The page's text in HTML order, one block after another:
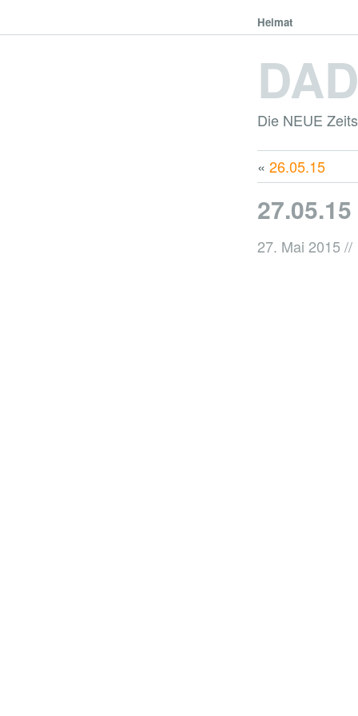
Heimat
Die NEUE
« 26.05.15
27.05.15
27. Mai 2015 //